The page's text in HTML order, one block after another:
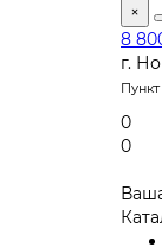
×
8
г.
0
0